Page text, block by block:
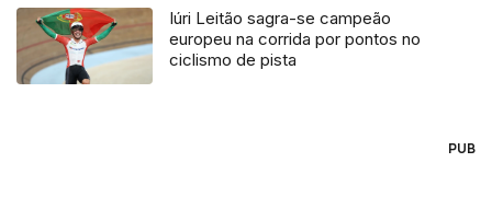
Iúri Leitão sagra-se campeão
europeu na corrida por pontos no
ciclismo de pista
PUB